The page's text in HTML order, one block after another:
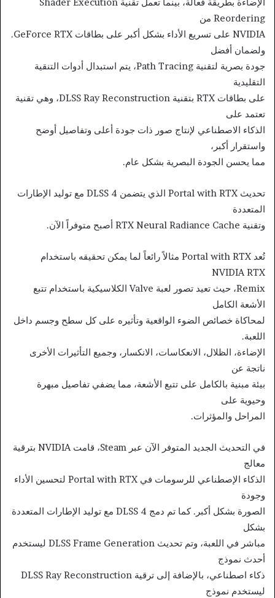
Reordering من
NVIDIA على تسريع الأداء بشكل أكبر على بطاقات GeForce RTX.
ولضمان أفضل
جودة بصرية لتقنية Path Tracing، يتم استبدال أدوات التنقية
التقليدية
على بطاقات RTX بتقنية DLSS Ray Reconstruction، وهي تقنية
تعتمد على
الذكاء الاصطناعي لإنتاج صور ذات جودة أعلى وتفاصيل أوضح
واستقرار أكبر،
مما يحسن الجودة البصرية بشكل عام.
تحديث Portal with RTX الذي يتضمن DLSS 4 مع توليد الإطارات
المتعددة
وتقنية RTX Neural Radiance Cache أصبح متوفراً الآن.
تُعد Portal with RTX مثالاً رائعاً لما يمكن تحقيقه باستخدام
NVIDIA RTX
Remix، حيث تعيد تصور لعبة Valve الكلاسيكية باستخدام تتبع
الأشعة الكامل
لمحاكاة خصائص الضوء الواقعية وتأثيره على كل سطح وجسم داخل
اللعبة.
الإضاءة، الظلال، الانعكاسات، الانكسار، وجميع التأثيرات الأخرى
ناتجة عن
بيئة مبنية بالكامل على تتبع الأشعة، مما يضفي تفاصيل مبهرة
وحيوية على
المراحل والمؤثرات.
في التحديث الجديد المتوفر الآن عبر Steam، قامت NVIDIA بترقية
معالج
الذكاء الإصطناعي للرسومات في Portal with RTX لتحسين الأداء
وجودة
الصورة بشكل أكبر. كما تم دمج DLSS 4 مع توليد الإطارات المتعددة
بشكل
مباشر في اللعبة، وتم تحديث DLSS Frame Generation ليستخدم
أحدث نموذج
ذكاء اصطناعي، بالإضافة إلى ترقية DLSS Ray Reconstruction
ليستخدم نموذج